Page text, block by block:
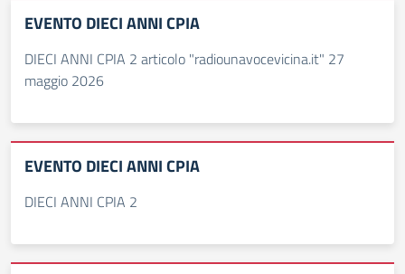
EVENTO DIECI ANNI CPIA
DIECI ANNI CPIA 2 articolo "radiounavocevicina.it" 27
maggio 2026
EVENTO DIECI ANNI CPIA
DIECI ANNI CPIA 2